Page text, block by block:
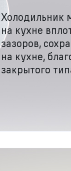
Холодильник
на кухне
зазоров,
на кухне,
закрытого